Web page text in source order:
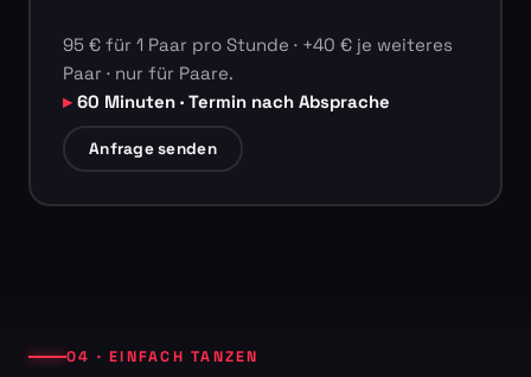
95 € für 1 Paar pro Stunde · +40 € je weiteres
Paar · nur für Paare.
60 Minuten · Termin nach Absprache
Anfrage senden
04 · EINFACH TANZEN